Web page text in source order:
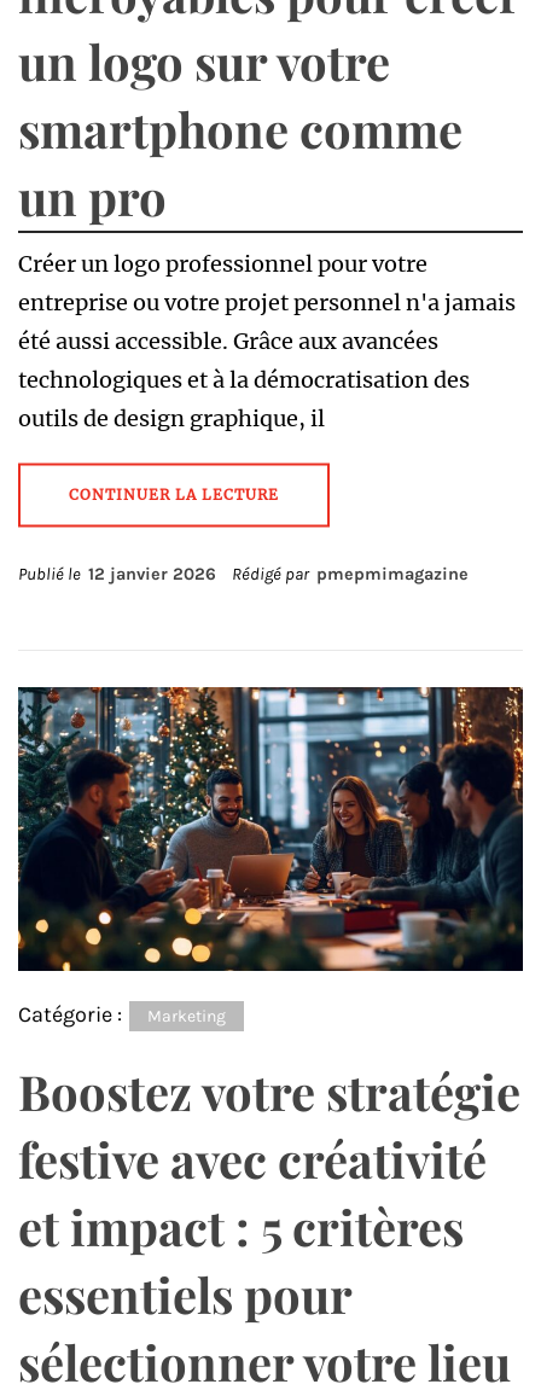
un logo sur votre
smartphone comme
un pro
Créer un logo professionnel pour votre
entreprise ou votre projet personnel n'a jamais
été aussi accessible. Grâce aux avancées
technologiques et à la démocratisation des
outils de design graphique, il
CONTINUER LA LECTURE
Publié le 12 janvier 2026 Rédigé par pmepmimagazine
Catégorie : Marketing
Boostez votre stratégie
festive avec créativité
et impact : 5 critères
essentiels pour
sélectionner votre lieu